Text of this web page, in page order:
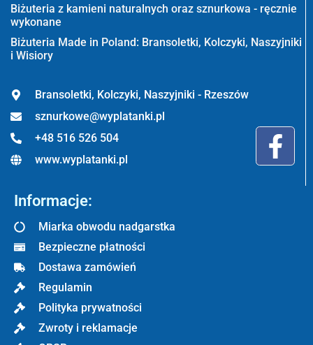
Biżuteria z kamieni naturalnych oraz sznurkowa - ręcznie
wykonane
Biżuteria Made in Poland: Bransoletki, Kolczyki, Naszyjniki
i Wisiory
Bransoletki, Kolczyki, Naszyjniki - Rzeszów
sznurkowe@wyplatanki.pl
+48 516 526 504
www.wyplatanki.pl
Informacje:
Miarka obwodu nadgarstka
Bezpieczne płatności
Dostawa zamówień
Regulamin
Polityka prywatności
Zwroty i reklamacje